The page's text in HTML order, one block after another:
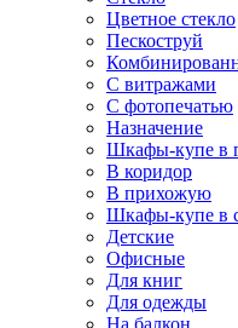
Цветное стекло
Пескоструй
С витражами
С фотопечатью
Назначение
Шкафы-купе в
В коридор
В прихожую
Шкафы-купе в
Детские
Офисные
Для книг
Для одежды
На балкон